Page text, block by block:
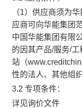
（1）供应商须为
应商可向华能集团
中国华能集团有限
的因其产品/服务/
站（
性的法人、其他组
3.2 专项条件：
详见询价文件